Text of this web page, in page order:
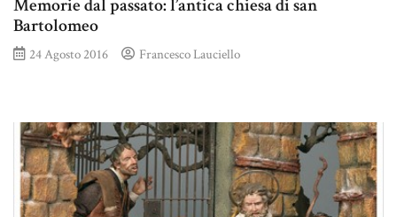
Memorie dal passato: l’antica chiesa di san
Bartolomeo
24 Agosto 2016 Francesco Lauciello